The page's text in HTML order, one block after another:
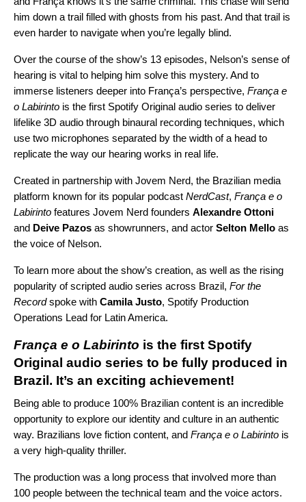
him down a trail filled with ghosts from his past. And that trail is
even harder to navigate when you’re legally blind.
Over the course of the show’s 13 episodes, Nelson’s sense of
hearing is vital to helping him solve this mystery. And to
immerse listeners deeper into França’s perspective, França e
o Labirinto is the first Spotify Original audio series to deliver
lifelike 3D audio through binaural recording techniques, which
use two microphones separated by the width of a head to
replicate the way our hearing works in real life.
Created in partnership with Jovem Nerd, the Brazilian media
platform known for its popular podcast NerdCast, França e o
Labirinto features Jovem Nerd founders Alexandre Ottoni
and Deive Pazos as showrunners, and actor Selton Mello as
the voice of Nelson.
To learn more about the show’s creation, as well as the rising
popularity of scripted audio series across Brazil, For the
Recordspoke with Camila Justo, Spotify Production
Operations Lead for Latin America.
França e o Labirinto is the first Spotify
Original audio series to be fully produced in
Brazil. It’s an exciting achievement!
Being able to produce 100% Brazilian content is an incredible
opportunity to explore our identity and culture in an authentic
way. Brazilians love fiction content, and França e o Labirinto is
a very high-quality thriller.
The production was a long process that involved more than
100 people between the technical team and the voice actors.